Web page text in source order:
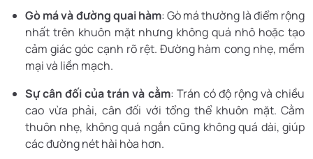
Gò má và đường quai hàm: Gò má thường là điểm rộng
nhất trên khuôn mặt nhưng không quá nhô hoặc tạo
cảm giác góc cạnh rõ rệt. Đường hàm cong nhẹ, mềm
mại và liền mạch.
Sự cân đối của trán và cằm: Trán có độ rộng và chiều
cao vừa phải, cân đối với tổng thể khuôn mặt. Cằm
thuôn nhẹ, không quá ngắn cũng không quá dài, giúp
các đường nét hài hòa hơn.